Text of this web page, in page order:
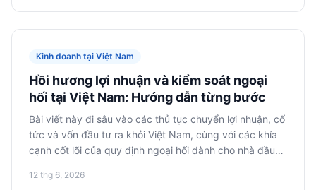
Kinh doanh tại Việt Nam
Hồi hương lợi nhuận và kiểm soát ngoại
hối tại Việt Nam: Hướng dẫn từng bước
Bài viết này đi sâu vào các thủ tục chuyển lợi nhuận, cổ
tức và vốn đầu tư ra khỏi Việt Nam, cùng với các khía
cạnh cốt lõi của quy định ngoại hối dành cho nhà đầu
khuyến nghị để chuyển tiền tệ một cách hợp pháp và
12 thg 6, 2026